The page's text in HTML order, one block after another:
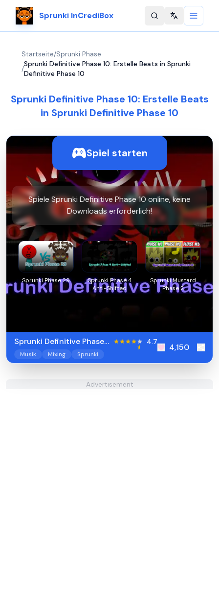
Sprunki InCrediBox Change
Startseite/Sprunki Phase
/
Sprunki Definitive Phase 10: Erstelle Beats in Sprunki
Definitive Phase 10
Sprunki Definitive Phase 10: Erstelle Beats
in Sprunki Definitive Phase 10
Spiel starten
Spiele Sprunki Definitive Phase 10 online, keine
Downloads erforderlich!
Sprunki Phase 29
Sprunki Phase 4
Anti-Shifted
Sprunki Mustard
Phase 2
Sprunki Definitive Phase
10
4.7
Musik Mixing Sprunki
4,150
Advertisement